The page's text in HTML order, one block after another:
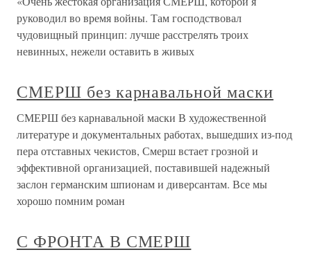
руководил во время войны. Там господствовал
чудовищный принцип: лучше расстрелять троих
невинных, нежели оставить в живых
СМЕРШ без карнавальной маски
СМЕРШ без карнавальной маски В художественной
литературе и документальных работах, вышедших из-под
пера отставных чекистов, Смерш встает грозной и
эффективной организацией, поставившей надежный
заслон германским шпионам и диверсантам. Все мы
хорошо помним роман
С ФРОНТА В СМЕРШ